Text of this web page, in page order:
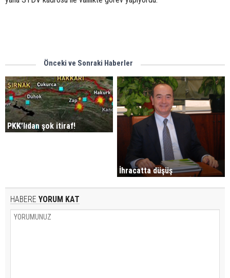
Önceki ve Sonraki Haberler
PKK'lıdan şok itiraf!
İhracatta düşüş
HABERE YORUM KAT